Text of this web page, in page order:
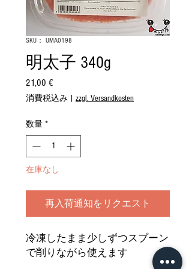
SKU： UMA0198
明太子 340g
21,00 €価
格
消費税込み zzgl. Versandkosten
数量 *
在庫なし
再入荷通知をリクエスト
冷凍したまま少しずつスプーン
で削りながら使えます